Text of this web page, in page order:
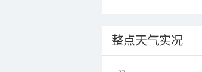
整点天气实况